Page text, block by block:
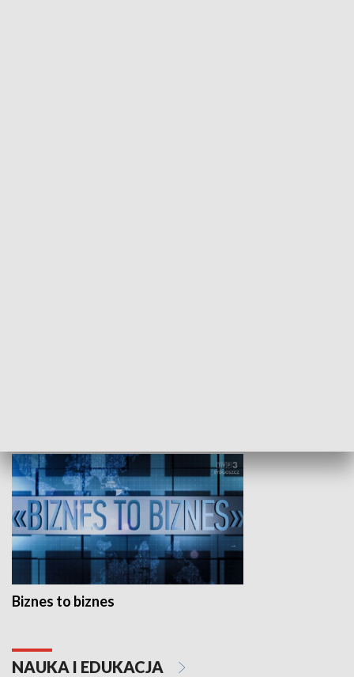
Biznes to biznes
NAUKA I EDUKACJA